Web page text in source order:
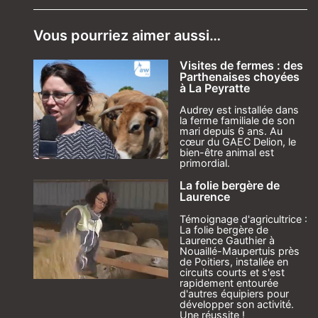
Vous pourriez aimer aussi…
Visites de fermes : des
Parthenaises choyées
à La Peyratte
Audrey est installée dans
la ferme familiale de son
mari depuis 6 ans. Au
cœur du GAEC Delion, le
bien-être animal est
primordial.
La folie bergère de
Laurence
Témoignage d'agricultrice :
La folie bergère de
Laurence Gauthier à
Nouaillé-Maupertuis près
de Poitiers, installée en
circuits courts et s'est
rapidement entourée
d'autres équipiers pour
développer son activité.
Une réussite !